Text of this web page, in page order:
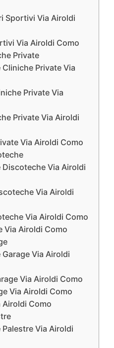
Sportivi Via Airoldi
Via Airoldi Como
Private
Private Via
Private Via
Private Via Airoldi
Via Airoldi Como
Via Airoldi
Via Airoldi
Via Airoldi Como
Via Airoldi Como
Via Airoldi
Via Airoldi Como
Via Airoldi Como
Airoldi Como
Via Airoldi